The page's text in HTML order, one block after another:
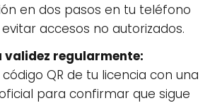
en dos pasos en tu teléfono
accesos no autorizados.
validez regularmente:
QR de tu licencia con una
para confirmar que sigue